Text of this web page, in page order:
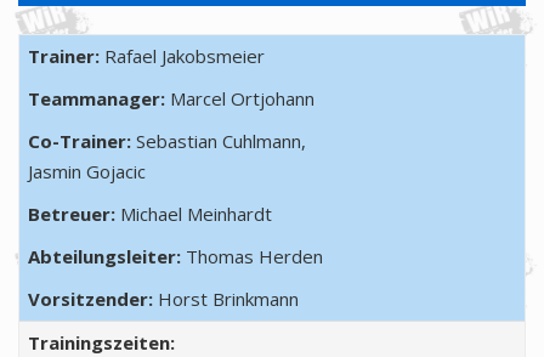
Trainer: Rafael Jakobsmeier
Teammanager: Marcel Ortjohann
Co-Trainer: Sebastian Cuhlmann,
Jasmin Gojacic
Betreuer: Michael Meinhardt
Abteilungsleiter: Thomas Herden
Vorsitzender: Horst Brinkmann
Trainingszeiten: